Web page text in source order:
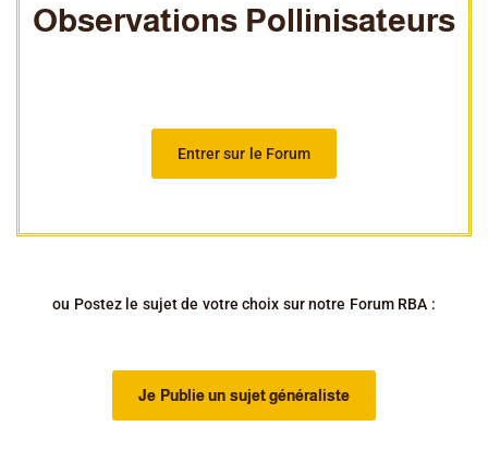
Observations Pollinisateurs
Entrer sur le Forum
ou Postez le sujet de votre choix sur notre Forum RBA :
Je Publie un sujet généraliste